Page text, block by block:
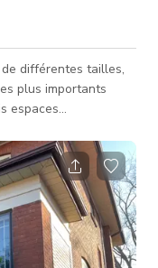
différentes tailles,
plus importants
espaces
escalier à trois
Idéal pour les
danse, cet espace
au plafond et un